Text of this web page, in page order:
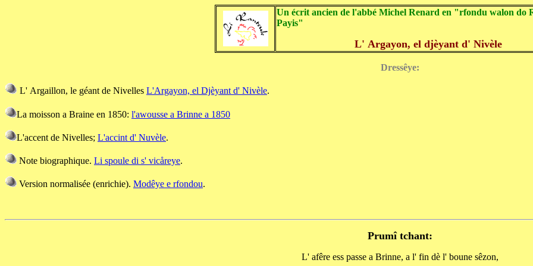
Un écrit ancien de l'abbé Michel Renard en "rfondu walon do
Payis"
L' Argayon, el djèyant d' Nivèle
Dressêye:
L' Argaillon, le géant de Nivelles L'Argayon, el Djèyant d' Nivèle.
La moisson a Braine en 1850: l'awousse a Brinne a 1850
L'accent de Nivelles; L'accint d' Nuvèle.
Note biographique. Li spoule di s' vicåreye.
Version normalisée (enrichie). Modêye e rfondou.
Prumî tchant:
L' afêre ess passe a Brinne, a l' fin dè l' boune sêzon,